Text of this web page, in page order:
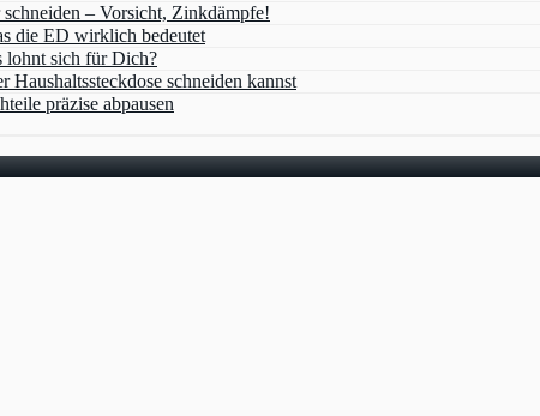
– Vorsicht, Zinkdämpfe!
die ED wirklich bedeutet
lohnt sich für Dich?
Haushaltssteckdose schneiden kannst
präzise abpausen